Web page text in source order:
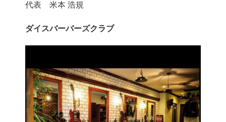
代表 米本 浩規
ダイスバーバーズクラブ